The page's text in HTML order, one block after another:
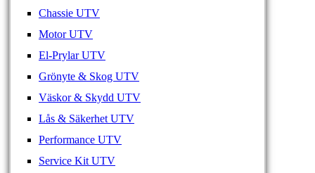
Chassie UTV
Motor UTV
El-Prylar UTV
Grönyte & Skog UTV
Väskor & Skydd UTV
Lås & Säkerhet UTV
Performance UTV
Service Kit UTV